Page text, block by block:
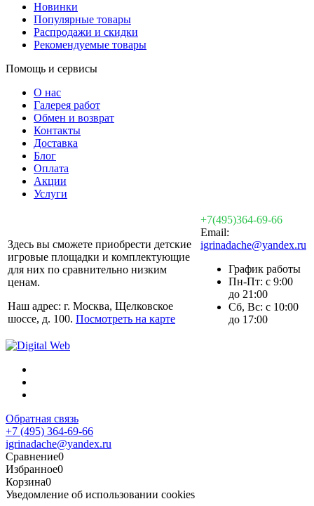
Новинки
Популярные товары
Распродажи и скидки
Рекомендуемые товары
Помощь и сервисы
О нас
Галерея работ
Обмен и возврат
Контакты
Доставка
Блог
Оплата
Акции
Услуги
Здесь вы сможете приобрести детские
игровые площадки и комплектующие
для них по сравнительно низким
ценам.
Наш адрес: г. Москва, Щелковское
шоссе, д. 100. Посмотреть на карте
+7(495)364-69-66
Email:
igrinadache@yandex.ru
График работы
Пн-Пт: с 9:00
до 21:00
Сб, Вс: с 10:00
до 17:00
Обратная связь
+7 (495) 364-69-66
igrinadache@yandex.ru
Сравнение0
Избранное0
Корзина0
Уведомление об использовании cookies